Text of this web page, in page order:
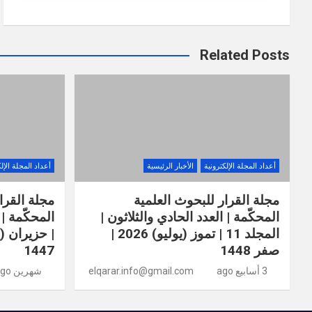
Related Posts
أعداد المجلة الإلكترونية الأخبار الرئيسية
مجلة القرار للبحوث العلمية
المحكّمة | العدد الحادي والثلاثون |
المجلد 11 | تموز (يوليو) 2026 |
صفر 1448
3 أسابيع ago elqarar.info@gmail.com
أعداد المجلة
مجلة
1447
شهرين ago